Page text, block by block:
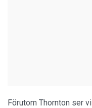
Förutom Thornton ser vi